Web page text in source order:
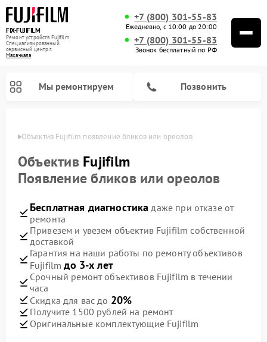
FIX-FUJIFILM
Ремонт устройств Fujifilm
Специализированный
cервисный центр г.
Махачкала
+7 (800) 301-55-83
Ежедневно, с 10:00 до 20:00
+7 (800) 301-55-83
Звонок бесплатный по РФ
Мы ремонтируем Позвонить
Объектив Fujifilm появление бликов или ореолов
Объектив Fujifilm
Появление бликов или ореолов
Бесплатная диагностика даже при отказе от
ремонта
Привезем и увезем объектив Fujifilm собственной
доставкой
Гарантия на наши работы по ремонту объективов
Fujifilmдо 3-х лет
Срочный ремонт объективов Fujifilm в течении
часа
Скидка для вас до 20%
Получите 1500 рублей на ремонт
Оригинальные комплектующие Fujifilm